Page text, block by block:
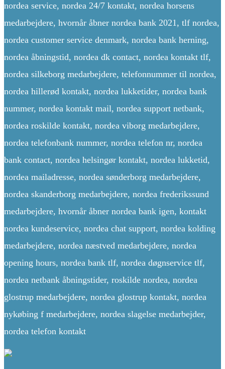
nordea service, nordea 24/7 kontakt, nordea horsens
medarbejdere, hvornår åbner nordea bank 2021, tlf nordea,
nordea customer service denmark, nordea bank herning,
nordea åbningstid, nordea dk contact, nordea kontakt tlf,
nordea silkeborg medarbejdere, telefonnummer til nordea,
nordea hillerød kontakt, nordea lukketider, nordea bank
nummer, nordea kontakt mail, nordea support netbank,
nordea roskilde kontakt, nordea viborg medarbejdere,
nordea telefonbank nummer, nordea telefon nr, nordea
bank contact, nordea helsingør kontakt, nordea lukketid,
nordea mailadresse, nordea sønderborg medarbejdere,
nordea skanderborg medarbejdere, nordea frederikssund
medarbejdere, hvornår åbner nordea bank igen, kontakt
nordea kundeservice, nordea chat support, nordea kolding
medarbejdere, nordea næstved medarbejdere, nordea
opening hours, nordea bank tlf, nordea døgnservice tlf,
nordea netbank åbningstider, roskilde nordea, nordea
glostrup medarbejdere, nordea glostrup kontakt, nordea
nykøbing f medarbejdere, nordea slagelse medarbejder,
nordea telefon kontakt